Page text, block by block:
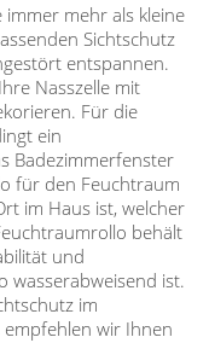
mehr als kleine
Sichtschutz
entspannen.
Nasszelle mit
Für die
ein
Badezimmerfenster
für den Feuchtraum
im Haus ist, welcher
behält
und
wasserabweisend ist.
im
wir Ihnen